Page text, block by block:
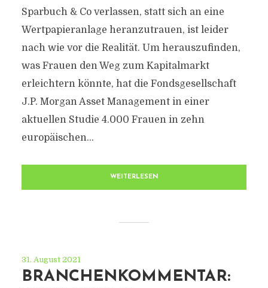
Sparbuch & Co verlassen, statt sich an eine
Wertpapieranlage heranzutrauen, ist leider
nach wie vor die Realität. Um herauszufinden,
was Frauen den Weg zum Kapitalmarkt
erleichtern könnte, hat die Fondsgesellschaft
J.P. Morgan Asset Management in einer
aktuellen Studie 4.000 Frauen in zehn
europäischen...
WEITERLESEN
31. August 2021
BRANCHENKOMMENTAR: